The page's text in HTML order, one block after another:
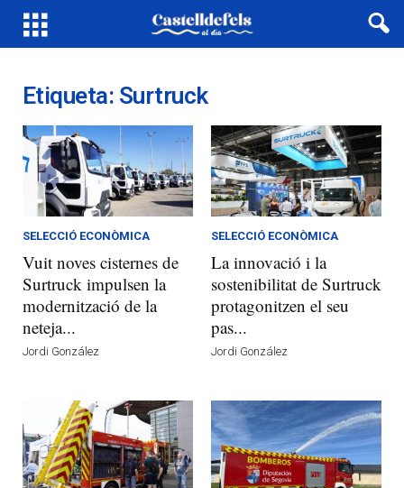
Etiqueta: Surtruck
SELECCIÓ ECONÒMICA
Vuit noves cisternes de
Surtruck impulsen la
modernització de la
neteja...
Jordi González
SELECCIÓ ECONÒMICA
La innovació i la
sostenibilitat de Surtruck
protagonitzen el seu
pas...
Jordi González